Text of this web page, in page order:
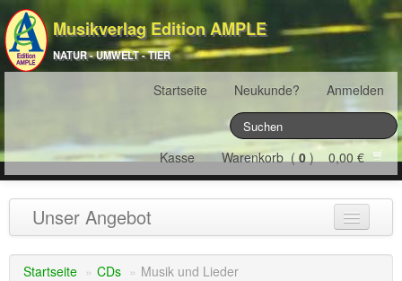
Musikverlag Edition AMPLE
NATUR - UMWELT - TIER
Startseite Neukunde? Anmelden
Kasse Warenkorb (0) 0,00 €
Unser Angebot
NATURJAHR(12)
Startseite » CDs » Musik und Lieder